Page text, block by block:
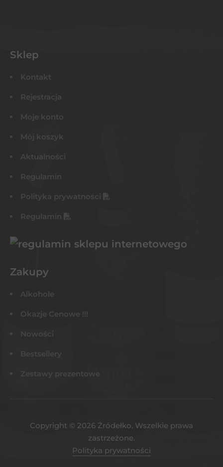
Sklep
Kontakt
Rejestracja
Moje konto
Mój koszyk
Aktualności
Regulamin
Polityka prywatności
Regulamin
Zakupy
Alkohole
Okazje Cenowe !!!
Nowości
Bestsellery
Zestawy prezentowe
Copyright © 2026 Żródełko. Wszelkie prawa
zastrzeżone.
Polityka prywatności